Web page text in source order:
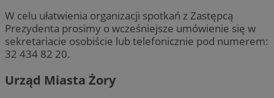
W celu ułatwienia organizacji spotkań z Zastępcą
Prezydenta prosimy o wcześniejsze umówienie się w
sekretariacie osobiście lub telefonicznie pod numerem:
32 434 82 20.
Urząd Miasta Żory
Targetowanie
Niezbędne pliki cookie umożliwiają korzystanie z